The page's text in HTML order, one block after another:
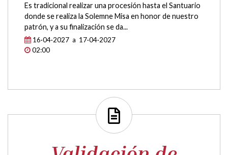
Es tradicional realizar una procesión hasta el Santuario
donde se realiza la Solemne Misa en honor de nuestro
patrón, y a su finalización se da...
16·04·2027 a 17·04·2027
02:00